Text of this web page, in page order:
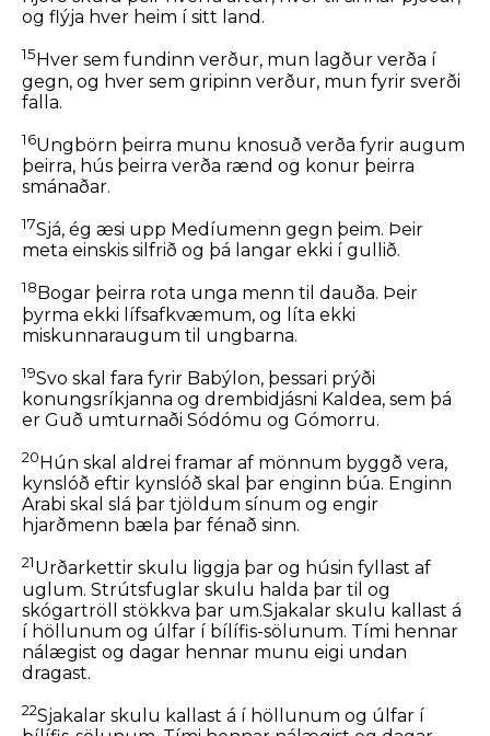
og flýja hver heim í sitt land.
15 Hver sem fundinn verður, mun lagður verða í
gegn, og hver sem gripinn verður, mun fyrir sverði
falla.
16Ungbörn þeirra munu knosuð verða fyrir augum
þeirra, hús þeirra verða rænd og konur þeirra
smánaðar.
17Sjá, ég æsi upp Medíumenn gegn þeim. Þeir
meta einskis silfrið og þá langar ekki í gullið.
18 Bogar þeirra rota unga menn til dauða. Þeir
þyrma ekki lífsafkvæmum, og líta ekki
miskunnaraugum til ungbarna.
19Svo skal fara fyrir Babýlon, þessari prýði
konungsríkjanna og drembidjásni Kaldea, sem þá
er Guð umturnaði Sódómu og Gómorru.
20 Hún skal aldrei framar af mönnum byggð vera,
kynslóð eftir kynslóð skal þar enginn búa. Enginn
Arabi skal slá þar tjöldum sínum og engir
hjarðmenn bæla þar fénað sinn.
21Urðarkettir skulu liggja þar og húsin fyllast af
uglum. Strútsfuglar skulu halda þar til og
skógartröll stökkva þar um.Sjakalar skulu kallast á
í höllunum og úlfar í bílífis-sölunum. Tími hennar
nálægist og dagar hennar munu eigi undan
dragast.
22Sjakalar skulu kallast á í höllunum og úlfar í